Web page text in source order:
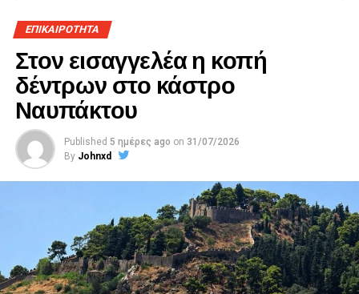
ΕΠΙΚΑΙΡΟΤΗΤΑ
Στον εισαγγελέα η κοπή
δέντρων στο κάστρο
Ναυπάκτου
Published 5 ημέρες ago on 31/07/2026
By Johnxd